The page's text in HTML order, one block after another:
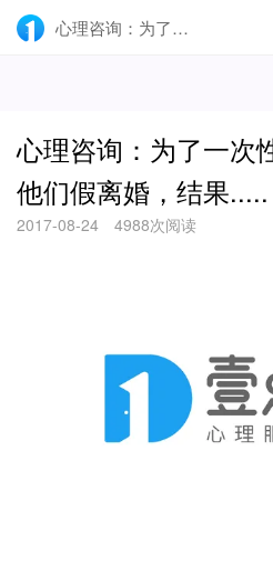
心理咨询：为了一次性增加10年收入，他们假离婚，结果.....-壹点灵
心理咨询：为了一次
他们假离婚，结果.....
2017-08-24 4988次阅读